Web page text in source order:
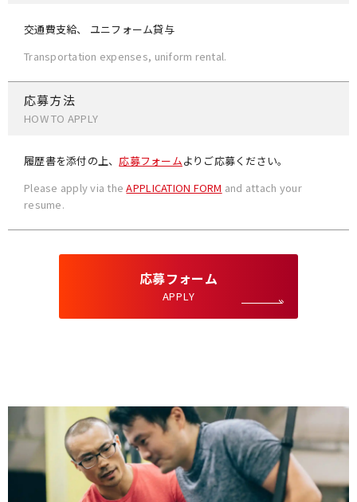
交通費支給、 ユニフォーム貸与
Transportation expenses, uniform rental.
応募方法
HOW TO APPLY
履歴書を添付の上、応募フォームよりご応募ください。
Please apply via theAPPLICATION FORM and attach your
resume.
応募フォーム
APPLY